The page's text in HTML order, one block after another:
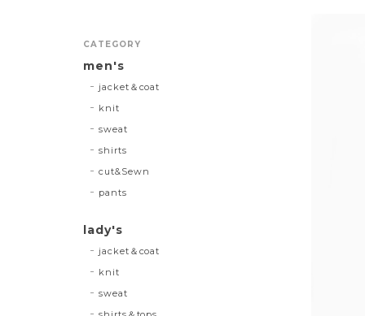
CATEGORY
men's
jacket＆coat
knit
sweat
shirts
cut&Sewn
pants
lady's
jacket＆coat
knit
sweat